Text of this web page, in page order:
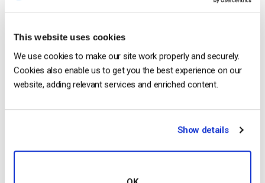
This website uses cookies
We use cookies to make our site work properly and securely.
Cookies also enable us to get you the best experience on our
website, adding relevant services and enriched content.
Show details
Le 12 migliori piattaforme di video
marketing per le aziende nel 2025